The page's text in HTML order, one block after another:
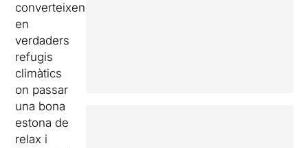
converteixen
en
verdaders
refugis
climàtics
on passar
una bona
estona de
relax i